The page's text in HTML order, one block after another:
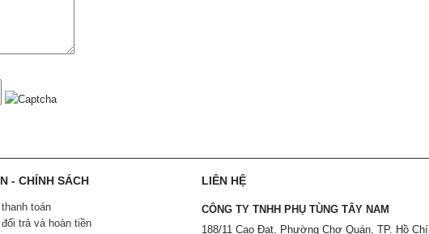
- CHÍNH SÁCH
toán
trả và hoàn tiền
LIÊN HỆ
CÔNG TY TNHH PHỤ TÙNG TÂY NAM
188/11 Cao Đạt, Phường Chợ Quán, TP. Hồ Chí